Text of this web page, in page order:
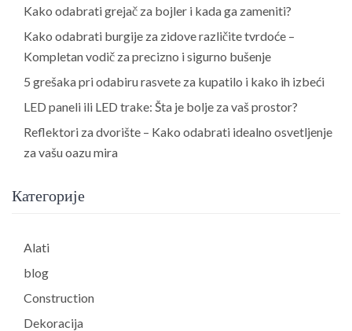
Kako odabrati grejač za bojler i kada ga zameniti?
Kako odabrati burgije za zidove različite tvrdoće –
Kompletan vodič za precizno i sigurno bušenje
5 grešaka pri odabiru rasvete za kupatilo i kako ih izbeći
LED paneli ili LED trake: Šta je bolje za vaš prostor?
Reflektori za dvorište – Kako odabrati idealno osvetljenje
za vašu oazu mira
Категорије
Alati
blog
Construction
Dekoracija